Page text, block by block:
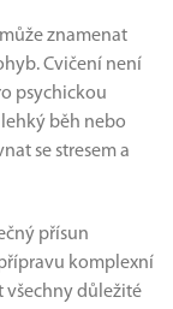
znamenat
Cvičení není
psychickou
běh nebo
se stresem a
přísun
komplexní
všechny důležité